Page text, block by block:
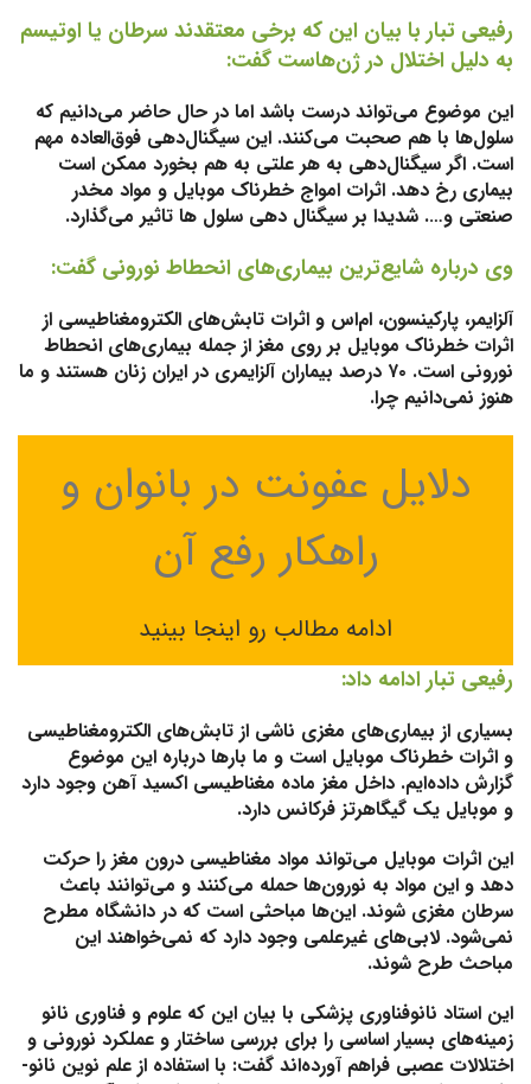
رفیعی تبار با بیان این که برخی معتقدند سرطان یا اوتیسم
به دلیل اختلال در ژن‌هاست گفت:
این موضوع می‌تواند درست باشد اما در حال حاضر می‌دانیم که
سلول‌ها با هم صحبت می‌کنند. این سیگنال‌دهی فوق‌العاده مهم
است. اگر سیگنال‌دهی به هر علتی به هم بخورد ممکن است
بیماری رخ دهد. اثرات امواج خطرناک موبایل و مواد مخدر
صنعتی و…. شدیدا بر سیگنال دهی سلول ها تاثیر می‌گذارد.
وی درباره شایع‌ترین بیماری‌های انحطاط نورونی گفت:
آلزایمر، پارکینسون، ام‌اس و اثرات تابش‌های الکترومغناطیسی از
اثرات خطرناک موبایل بر روی مغز از جمله بیماری‌های انحطاط
نورونی است. ۷۰ درصد بیماران آلزایمری در ایران زنان هستند و ما
هنوز نمی‌دانیم چرا.
دلایل عفونت در بانوان و
راهکار رفع آن
ادامه مطالب رو اینجا بینید
رفیعی تبار ادامه داد:
بسیاری از بیماری‌های مغزی ناشی از تابش‌های الکترومغناطیسی
و اثرات خطرناک موبایل است و ما بارها درباره این موضوع
گزارش داده‌ایم. داخل مغز ماده مغناطیسی اکسید آهن وجود دارد
و موبایل یک گیگاهرتز فرکانس دارد.
این اثرات موبایل می‌تواند مواد مغناطیسی درون مغز را حرکت
دهد و این مواد به نورون‌ها حمله می‌کنند و می‌توانند باعث
سرطان مغزی شوند. این‌ها مباحثی است که در دانشگاه مطرح‌
نمی‌شود. لابی‌های غیرعلمی وجود دارد که نمی‌خواهند این
مباحث طرح شوند.
این‌ استاد نانوفناوری پزشکی با بیان این که علوم و فناوری نانو
زمینه‌های بسیار اساسی را برای بررسی ساختار و عملکرد نورونی و
اختلالات عصبی فراهم آورده‌اند گفت: با استفاده از علم نوین نانو-